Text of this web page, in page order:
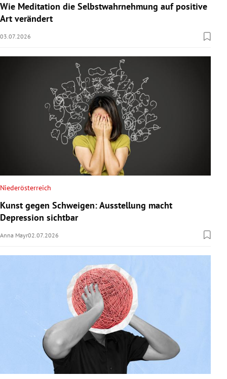
Wie Meditation die Selbstwahrnehmung auf positive
Art verändert
03.07.2026
Niederösterreich
Kunst gegen Schweigen: Ausstellung macht
Depression sichtbar
Anna Mayr02.07.2026